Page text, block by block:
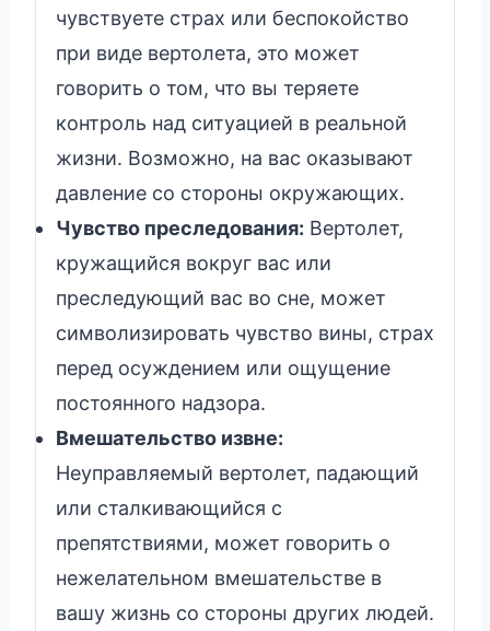
чувствуете страх или беспокойство
при виде вертолета, это может
говорить о том, что вы теряете
контроль над ситуацией в реальной
жизни. Возможно, на вас оказывают
давление со стороны окружающих.
Чувство преследования: Вертолет,
кружащийся вокруг вас или
преследующий вас во сне, может
символизировать чувство вины, страх
перед осуждением или ощущение
постоянного надзора.
Вмешательство извне:
Неуправляемый вертолет, падающий
или сталкивающийся с
препятствиями, может говорить о
нежелательном вмешательстве в
вашу жизнь со стороны других людей.